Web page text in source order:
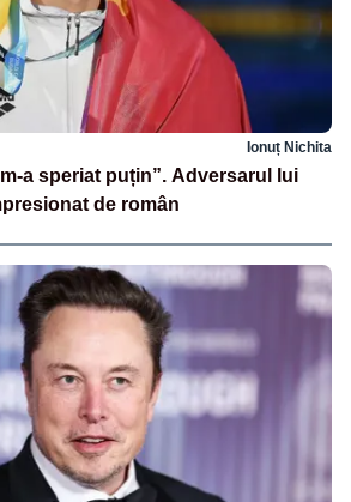
Ionuț Nichita
a speriat puțin”. Adversarul lui
de român